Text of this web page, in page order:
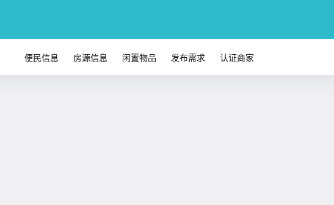
便民信息 房源信息 闲置物品 发布需求 认证商家